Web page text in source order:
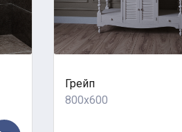
Грейп
800x600